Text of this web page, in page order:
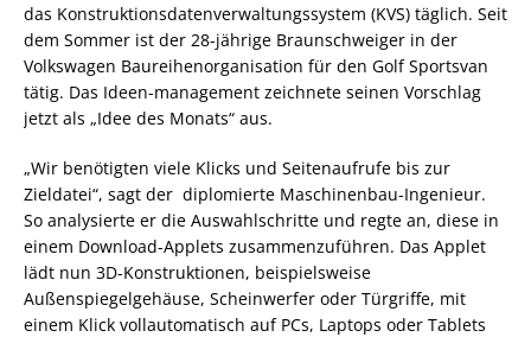
das Konstruktionsdatenverwaltungssystem (KVS) täglich. Seit
dem Sommer ist der 28-jährige Braunschweiger in der
Volkswagen Baureihenorganisation für den Golf Sportsvan
tätig. Das Ideen-management zeichnete seinen Vorschlag
jetzt als „Idee des Monats“ aus.
„Wir benötigten viele Klicks und Seitenaufrufe bis zur
Zieldatei“, sagt der diplomierte Maschinenbau-Ingenieur.
So analysierte er die Auswahlschritte und regte an, diese in
einem Download-Applets zusammenzuführen. Das Applet
lädt nun 3D-Konstruktionen, beispielsweise
Außenspiegelgehäuse, Scheinwerfer oder Türgriffe, mit
einem Klick vollautomatisch auf PCs, Laptops oder Tablets